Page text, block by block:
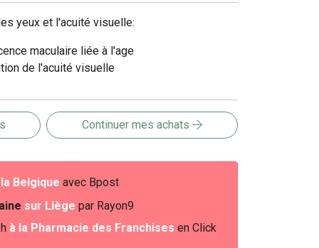
yeux et l'acuité visuelle:
maculaire liée à l'age
de l'acuité visuelle
Continuer mes achats
la Belgique avec Bpost
sur Liège par Rayon9
à la Pharmacie des Franchises en Click